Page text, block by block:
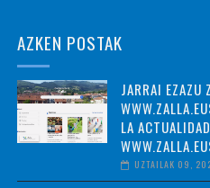
AZKEN POSTAK
JARRAI EZAZU
LA
UZTAILAK 09,